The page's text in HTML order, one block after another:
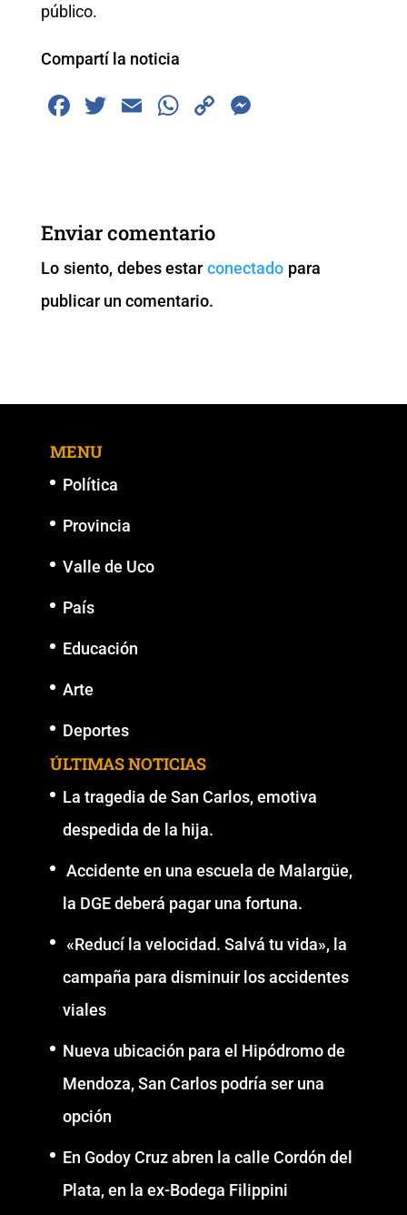
público.
Compartí la noticia
F
b
o
o
k
T
E
W
A
p
p
C
k
er
Enviar comentario
Lo siento, debes estarconectado para
publicar un comentario.
MENU
Política
Provincia
Valle de Uco
País
Educación
Arte
Deportes
ÚLTIMAS NOTICIAS
La tragedia de San Carlos, emotiva
despedida de la hija.
Accidente en una escuela de Malargüe,
la DGE deberá pagar una fortuna.
«Reducí la velocidad. Salvá tu vida», la
campaña para disminuir los accidentes
viales
Nueva ubicación para el Hipódromo de
Mendoza, San Carlos podría ser una
opción
En Godoy Cruz abren la calle Cordón del
Plata, en la ex-Bodega Filippini